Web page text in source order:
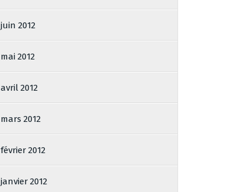
juin 2012
mai 2012
avril 2012
mars 2012
février 2012
janvier 2012